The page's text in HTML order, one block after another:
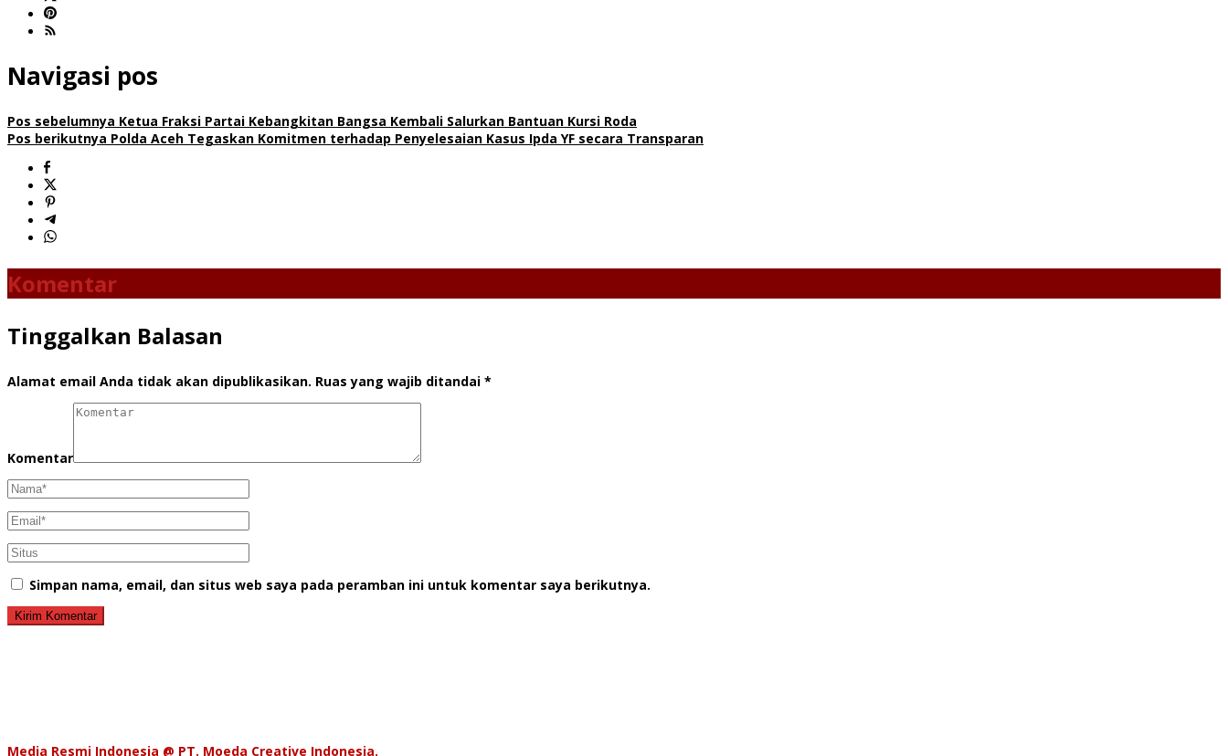
Navigasi pos
Pos sebelumnya Ketua Fraksi Partai Kebangkitan Bangsa Kembali Salurkan Bantuan Kursi Roda
Pos berikutnya Polda Aceh Tegaskan Komitmen terhadap Penyelesaian Kasus Ipda YF secara Transparan
Komentar
Tinggalkan Balasan
Alamat email Anda tidak akan dipublikasikan. Ruas yang wajib ditandai *
Komentar
Simpan nama, email, dan situs web saya pada peramban ini untuk komentar saya berikutnya.
Media Resmi Indonesia @ PT. Moeda Creative Indonesia.